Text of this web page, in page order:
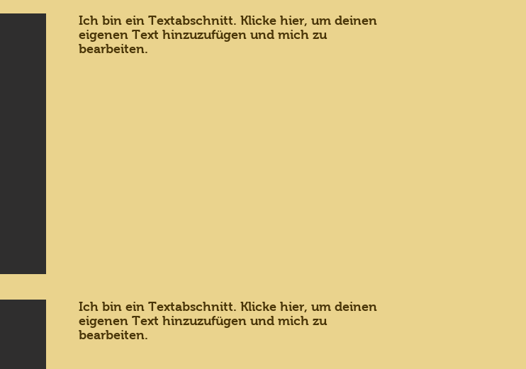
Ich bin ein Textabschnitt. Klicke hier, um deinen
eigenen Text hinzuzufügen und mich zu
bearbeiten.
Ich bin ein Textabschnitt. Klicke hier, um deinen
eigenen Text hinzuzufügen und mich zu
bearbeiten.